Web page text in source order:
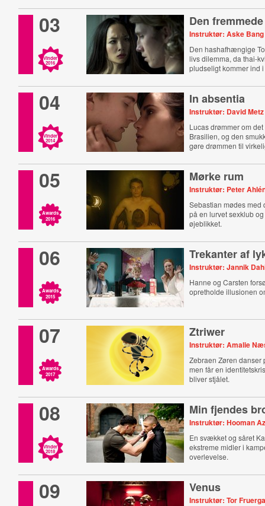
03
Vinder
2016
Den fremmede
Instruktør: Aske Bang
Den hashafhængige
livs dilemma, da thai-
pludseligt kommer ind
04
Vinder
2014
In absentia
Instruktør: David Metz
Lucas drømmer om
Brasilien, og den
gøre drømmen til
05
Awards
2016
Mørke rum
Instruktør: Peter
Sebastian mødes
på en lurvet sexklub
øjeblikket.
06
Awards
2015
Trekanter af
Instruktør: Jannik
Hanne og Carsten
opretholde illusionen
07
Awards
2017
Ztriwer
Instruktør: Amalie
Zebraen Zøren danser
men får en
bliver stjålet.
08
Vinder
2018
Min fjendes
Instruktør: Hooman
En svækket og såret
ekstreme midler i
overlevelse.
09 Venus
Instruktør: Tor